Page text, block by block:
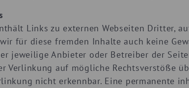
Links zu externen Webseiten Dritter,
für diese fremden Inhalte auch keine
jeweilige Anbieter oder Betreiber der
Verlinkung auf mögliche Rechtsverstöße
nicht erkennbar. Eine permanente